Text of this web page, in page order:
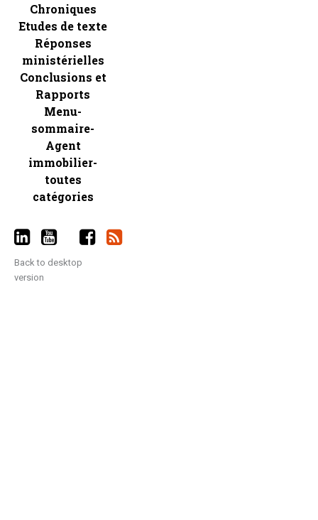
Chroniques
Etudes de texte
Réponses
ministérielles
Conclusions et
Rapports
Menu-
sommaire-
Agent
immobilier-
toutes
catégories
Back to desktop
version